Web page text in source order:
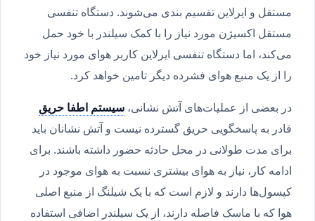
مستقل و ایرلاین تقسیم بندی می‌شوند. دستگاه تنفسی
مستقل اکسیژن مورد نیاز را با کمک سیلندر با خود حمل
می‌کند، اما دستگاه تنفسی ایرلاین کاربر هوای مورد نیاز خود
را از یک منبع هوای فشرده دیگر تامین خواهد کرد.
در بعضی از عملیات‌های آتش نشانی، سیستم اطفا حریق
قادر به پاسخگویی حریق گسترده نیست و آتش نشانان باید
برای مدت طولانی در محل حادثه حضور داشته باشند. برای
ادامه کار، نیاز به هوای بیشتری نسبت به هوای موجود در
کپسول‌ها دارند و لازم است که با یک شیلنگ از منبع اصلی
هوا که با ماسک فاصله دارند، از یک سیلندر اضافی استفاده